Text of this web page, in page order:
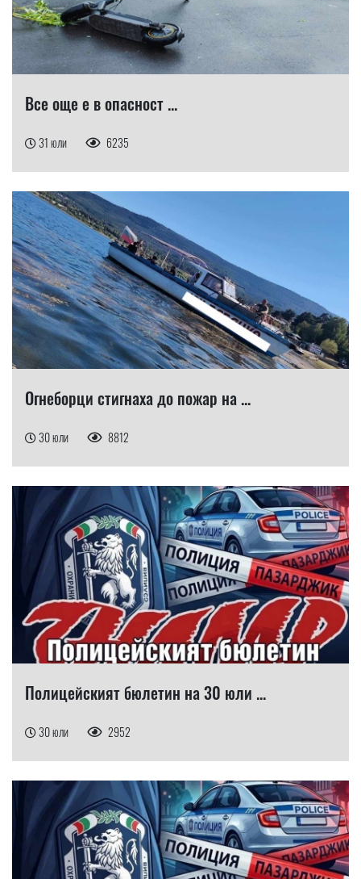
Все още е в опасност ...
31 юли 6235
Огнеборци стигнаха до пожар на ...
30 юли 8812
Полицейският бюлетин на 30 юли ...
30 юли 2952